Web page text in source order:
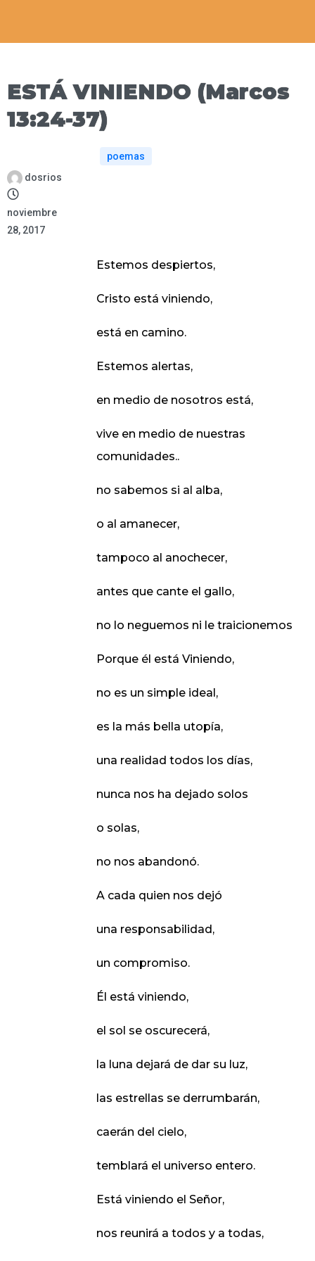
ESTÁ VINIENDO (Marcos
13:24-37)
dosrios
noviembre
28, 2017
poemas
Estemos despiertos,
Cristo está viniendo,
está en camino.
Estemos alertas,
en medio de nosotros está,
vive en medio de nuestras
comunidades..
no sabemos si al alba,
o al amanecer,
tampoco al anochecer,
antes que cante el gallo,
no lo neguemos ni le traicionemos
Porque él está Viniendo,
no es un simple ideal,
es la más bella utopía,
una realidad todos los días,
nunca nos ha dejado solos
o solas,
no nos abandonó.
A cada quien nos dejó
una responsabilidad,
un compromiso.
Él está viniendo,
el sol se oscurecerá,
la luna dejará de dar su luz,
las estrellas se derrumbarán,
caerán del cielo,
temblará el universo entero.
Está viniendo el Señor,
nos reunirá a todos y a todas,